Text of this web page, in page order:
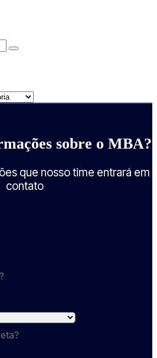
sobre o MBA?
que nosso time entrará em
contato